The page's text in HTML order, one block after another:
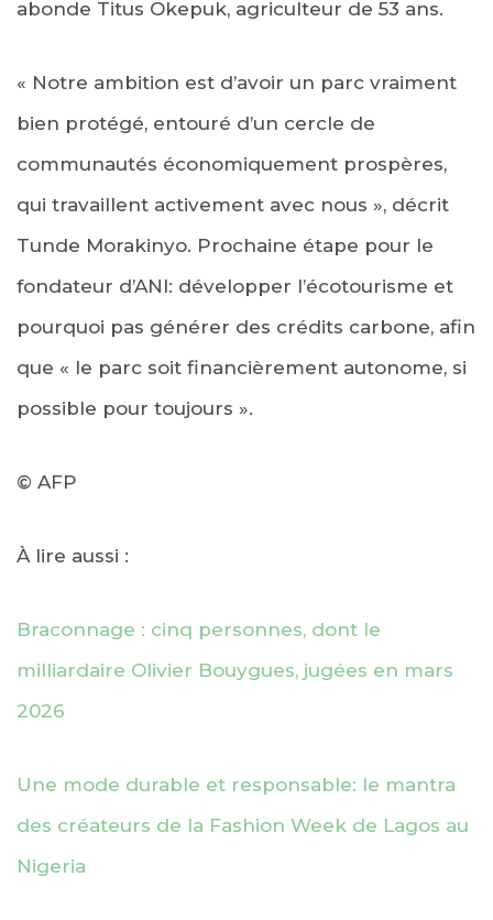
abonde Titus Okepuk, agriculteur de 53 ans.
« Notre ambition est d’avoir un parc vraiment
bien protégé, entouré d’un cercle de
communautés économiquement prospères,
qui travaillent activement avec nous », décrit
Tunde Morakinyo. Prochaine étape pour le
fondateur d’ANI: développer l’écotourisme et
pourquoi pas générer des crédits carbone, afin
que « le parc soit financièrement autonome, si
possible pour toujours ».
© AFP
À lire aussi :
Braconnage : cinq personnes, dont le
milliardaire Olivier Bouygues, jugées en mars
2026
Une mode durable et responsable: le mantra
des créateurs de la Fashion Week de Lagos au
Nigeria